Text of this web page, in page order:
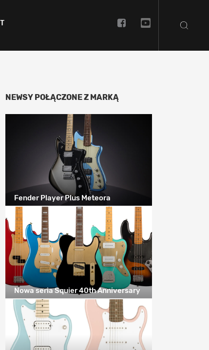
NEWSY POŁĄCZONE Z MARKĄ
Fender Player Plus Meteora
Nowa seria Squier 40th Anniversary